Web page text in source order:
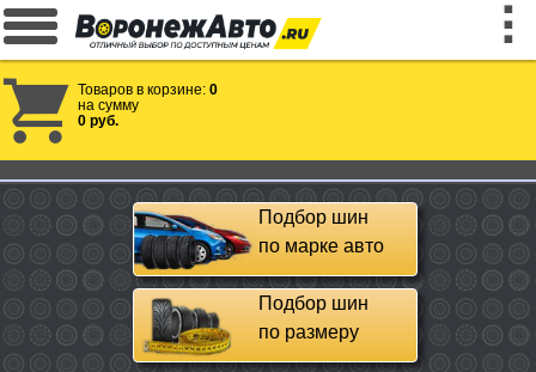
Товаров в корзине: 0
на сумму
0 руб.
Подбор шин
по марке авто
Подбор шин
по размеру